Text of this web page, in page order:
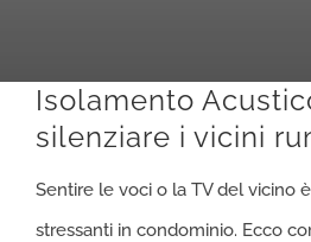
Isolamento
silenziare i vicini
Sentire le voci o la TV del vicino
stressanti in condominio. Ecco